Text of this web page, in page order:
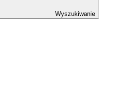
Wyszukiwanie